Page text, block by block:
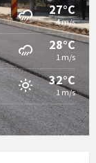
27°C
4 m/s
28°C
1 m/s
32°C
1 m/s